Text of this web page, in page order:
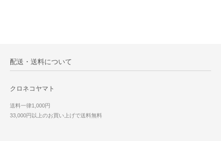
配送・送料について
クロネコヤマト
送料一律1,000円
33,000円以上のお買い上げで送料無料